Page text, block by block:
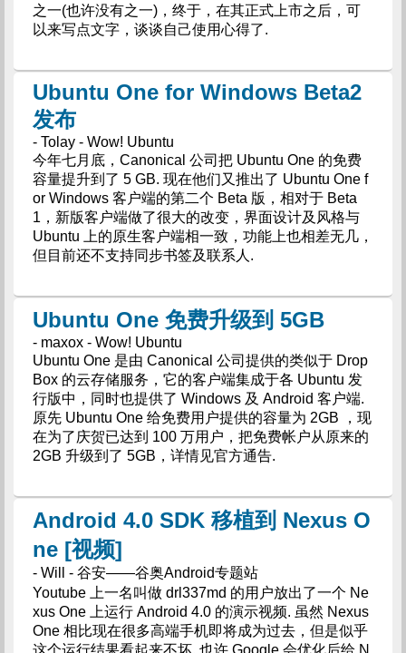
之一(也许没有之一)，终于，在其正式上市之后，可
以来写点文字，谈谈自己使用心得了.
Ubuntu One for Windows Beta2
发布
- Tolay - Wow! Ubuntu
今年七月底，Canonical 公司把 Ubuntu One 的免费
容量提升到了 5 GB. 现在他们又推出了 Ubuntu One f
or Windows 客户端的第二个 Beta 版，相对于 Beta
1，新版客户端做了很大的改变，界面设计及风格与
Ubuntu 上的原生客户端相一致，功能上也相差无几，
但目前还不支持同步书签及联系人.
Ubuntu One 免费升级到 5GB
- maxox - Wow! Ubuntu
Ubuntu One 是由 Canonical 公司提供的类似于 Drop
Box 的云存储服务，它的客户端集成于各 Ubuntu 发
行版中，同时也提供了 Windows 及 Android 客户端.
原先 Ubuntu One 给免费用户提供的容量为 2GB ，现
在为了庆贺已达到 100 万用户，把免费帐户从原来的
2GB 升级到了 5GB，详情见官方通告.
Android 4.0 SDK 移植到 Nexus O
ne [视频]
- Will - 谷安——谷奥Android专题站
Youtube 上一名叫做 drl337md 的用户放出了一个 Ne
xus One 上运行 Android 4.0 的演示视频. 虽然 Nexus
One 相比现在很多高端手机即将成为过去，但是似乎
这个运行结果看起来不坏. 也许 Google 会优化后给 N